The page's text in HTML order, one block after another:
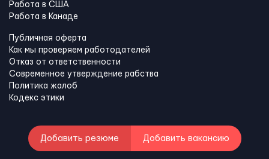
Работа в США
Работа в Канадe
Публичная оферта
Как мы проверяем работодателей
Отказ от ответственности
Современное утверждение рабства
Политика жалоб
Кодекс этики
Добавить резюме Добавить вакансию